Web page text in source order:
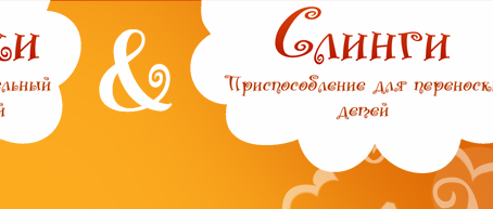
Jump to Navigation